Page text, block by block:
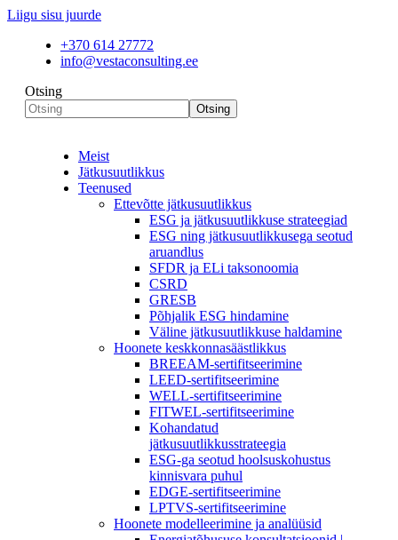
Liigu sisu juurde
+370 614 27772
info@vestaconsulting.ee
Otsing
Otsing
Meist
Jätkusuutlikkus
Teenused
Ettevõtte jätkusuutlikkus
ESG ja jätkusuutlikkuse strateegiad
ESG ning jätkusuutlikkusega seotud
aruandlus
SFDR ja ELi taksonoomia
CSRD
GRESB
Põhjalik ESG hindamine
Väline jätkusuutlikkuse haldamine
Hoonete keskkonnasäästlikkus
BREEAM-sertifitseerimine
LEED-sertifitseerimine
WELL-sertifitseerimine
FITWEL-sertifitseerimine
Kohandatud
jätkusuutlikkusstrateegia
ESG-ga seotud hoolsuskohustus
kinnisvara puhul
EDGE-sertifitseerimine
LPTVS-sertifitseerimine
Hoonete modelleerimine ja analüüsid